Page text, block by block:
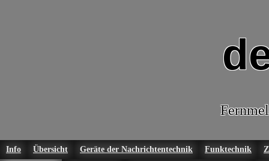
Info Übersicht Geräte der Nachrichtentechnik Funktechnik